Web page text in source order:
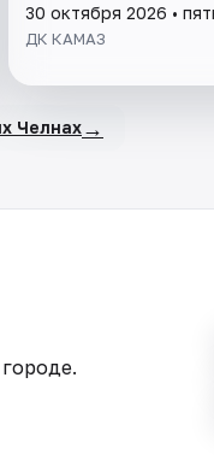
30 октября 2026 •
ДК КАМАЗ
Челнах→